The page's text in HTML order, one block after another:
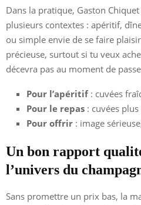
Dans la pratique, Gaston
plusieurs contextes : apéritif,
ou simple envie de se faire
précieuse, surtout si tu veux
décevra pas au moment de
Pour l’apéritif: cuvées
Pour le repas : cuvées
Pour offrir : image
Un bon rapport
l’univers du
Sans promettre un prix bas, la